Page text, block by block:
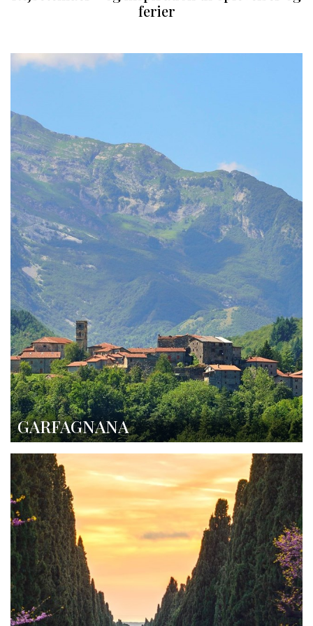
ferier
GARFAGNANA